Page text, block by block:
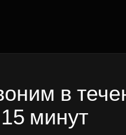
в
15 минут